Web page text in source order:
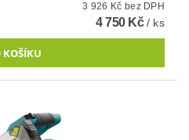
3 926 Kč bez DPH
4 750 Kč/ ks